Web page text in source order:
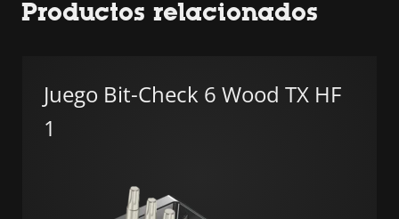
Productos relacionados
Juego Bit-Check 6 Wood TX HF
1